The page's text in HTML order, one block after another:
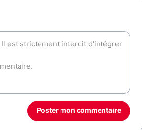
Poster mon commentaire